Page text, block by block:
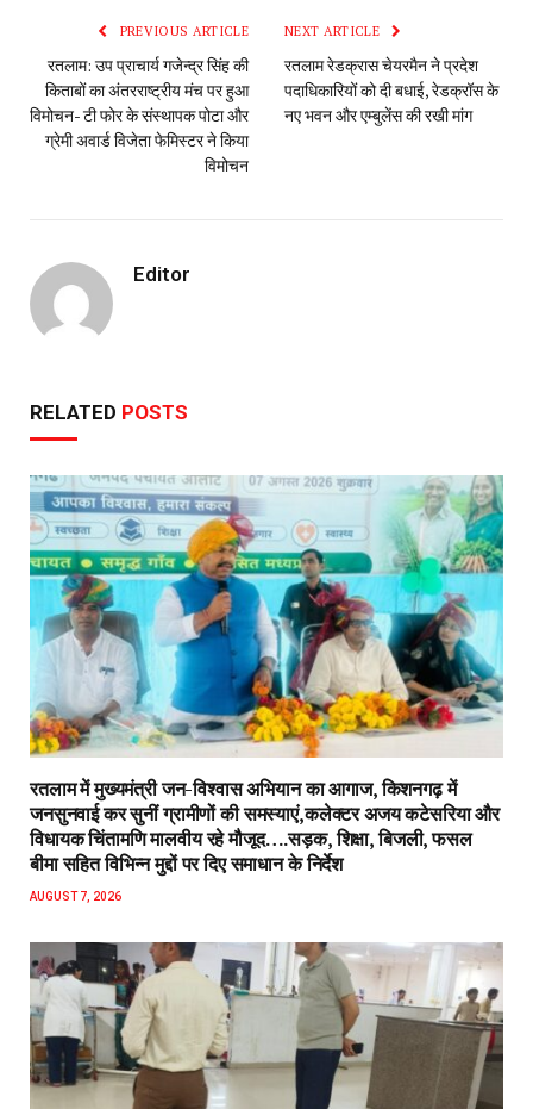
PREVIOUS ARTICLE
रतलाम: उप प्राचार्य गजेन्द्र सिंह की
किताबों का अंतरराष्ट्रीय मंच पर हुआ
विमोचन- टी फोर के संस्थापक पोटा और
ग्रेमी अवार्ड विजेता फेमिस्टर ने किया
विमोचन
NEXT ARTICLE
रतलाम रेडक्रास चेयरमैन ने प्रदेश
पदाधिकारियों को दी बधाई, रेडक्रॉस के
नए भवन और एम्बुलेंस की रखी मांग
Editor
RELATED POSTS
रतलाम में मुख्यमंत्री जन-विश्वास अभियान का आगाज, किशनगढ़ में
जनसुनवाई कर सुनीं ग्रामीणों की समस्याएं,कलेक्टर अजय कटेसरिया और
विधायक चिंतामणि मालवीय रहे मौजूद….सड़क, शिक्षा, बिजली, फसल
बीमा सहित विभिन्न मुद्दों पर दिए समाधान के निर्देश
AUGUST 7, 2026